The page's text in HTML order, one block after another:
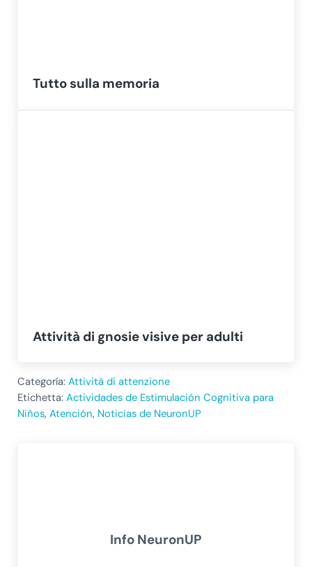
Tutto sulla memoria
Attività di gnosie visive per adulti
Categoría: Attività di attenzione
Etichetta: Actividades de Estimulación Cognitiva para
Niños, Atención, Noticias de NeuronUP
Info NeuronUP